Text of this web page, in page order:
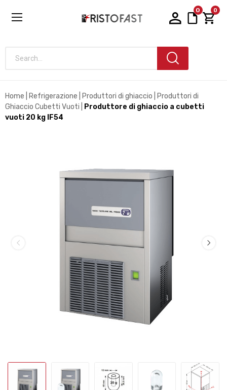
0 0
Search...
Home Refrigerazione Produttori di ghiaccio
Produttori di
Ghiaccio Cubetti Vuoti
Produttore di ghiaccio a cubetti
vuoti 20 kg IF54